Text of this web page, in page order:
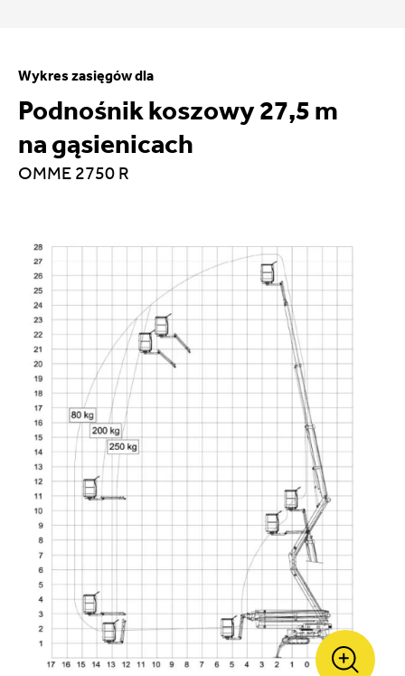
Wykres zasięgów dla
Podnośnik koszowy 27,5 m
na gąsienicach
OMME 2750 R